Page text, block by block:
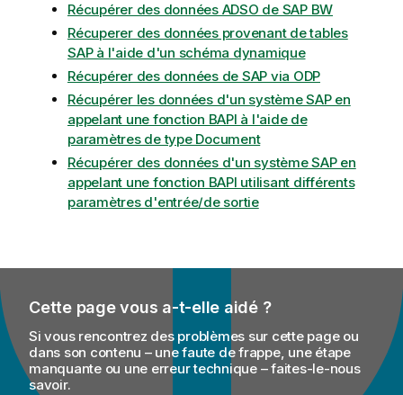
Récupérer des données ADSO de SAP BW
Récuperer des données provenant de tables
SAP à l'aide d'un schéma dynamique
Récupérer des données de SAP via ODP
Récupérer les données d'un système SAP en
appelant une fonction BAPI à l'aide de
paramètres de type Document
Récupérer des données d'un système SAP en
appelant une fonction BAPI utilisant différents
paramètres d'entrée/de sortie
Cette page vous a-t-elle aidé ?
Si vous rencontrez des problèmes sur cette page ou
dans son contenu – une faute de frappe, une étape
manquante ou une erreur technique – faites-le-nous
savoir.